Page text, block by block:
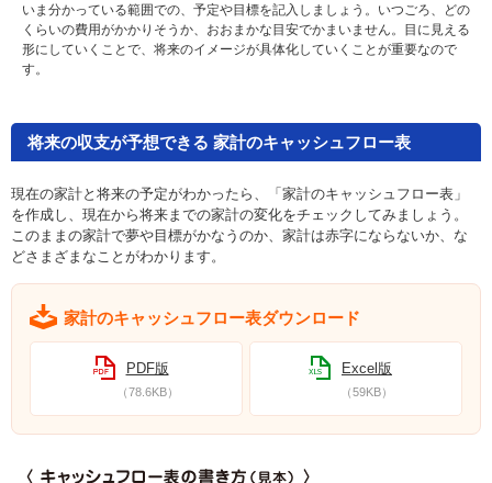
いま分かっている範囲での、予定や目標を記入しましょう。いつごろ、どの
くらいの費用がかかりそうか、おおまかな目安でかまいません。目に見える
形にしていくことで、将来のイメージが具体化していくことが重要なので
す。
将来の収支が予想できる 家計のキャッシュフロー表
現在の家計と将来の予定がわかったら、「家計のキャッシュフロー表」
を作成し、現在から将来までの家計の変化をチェックしてみましょう。
このままの家計で夢や目標がかなうのか、家計は赤字にならないか、な
どさまざまなことがわかります。
家計のキャッシュフロー表ダウンロード
PDF版
（78.6KB）
Excel版
（59KB）